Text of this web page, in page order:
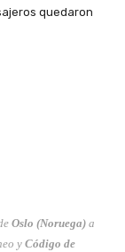
quedaron
Oslo (Noruega) a
y Código de